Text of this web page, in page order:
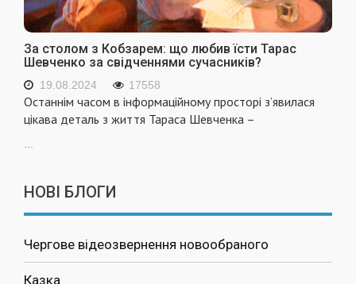
За столом з Кобзарем: що любив їсти Тарас
Шевченко за свідченнями сучасників?
19.08.2024 17558
Останнім часом в інформаційному просторі з’явилася
цікава деталь з життя Тараса Шевченка –
НОВІ БЛОГИ
Чергове відеозвернення новообраного
Казка